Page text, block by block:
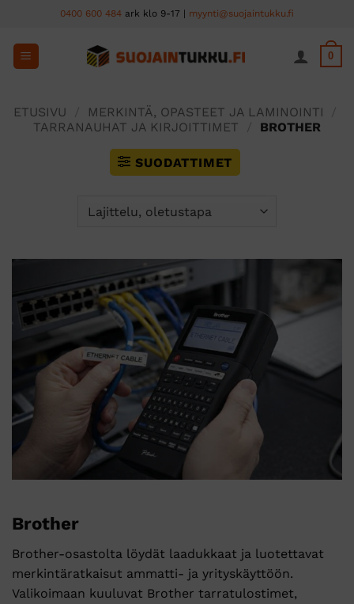
content
0400 600 484 ark klo 9-17 | myynti@suojaintukku.fi
0
ETUSIVU MERKINTÄ, OPASTEET JA LAMINOINTI
TARRANAUHAT JA KIRJOITTIMET
BROTHER
SUODATTIMET
Brother
Brother-osastolta löydät laadukkaat ja luotettavat
merkintäratkaisut ammatti- ja yrityskäyttöön.
Valikoimaan kuuluvat Brother tarratulostimet,